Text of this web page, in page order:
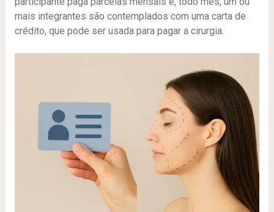
mais integrantes são contemplados com uma carta de
crédito, que pode ser usada para pagar a cirurgia.